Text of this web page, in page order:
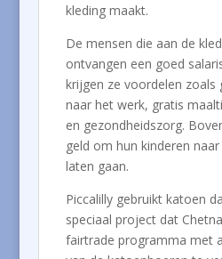
kleding maakt.
De mensen die aan de
ontvangen een goed
krijgen ze voordelen zoals
naar het werk, gratis
en gezondheidszorg.
geld om hun kinderen
laten gaan.
Piccalilly gebruikt katoen
speciaal project dat
fairtrade programma met